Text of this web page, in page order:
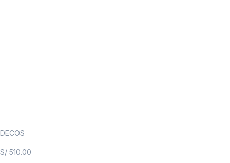
DECOS
S/ 510.00